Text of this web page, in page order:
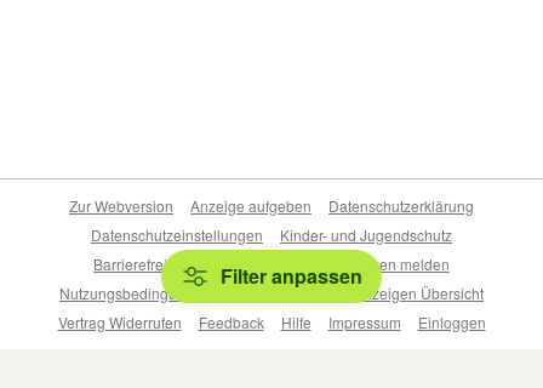
Filter anpassen
Zur Webversion Anzeige aufgeben
Datenschutzerklärung
Datenschutzeinstellungen
Kinder- und Jugendschutz
Barrierefreiheitserklärung
Sicherheitslücken melden
Nutzungsbedingungen
Beliebte Suchen
Anzeigen Übersicht
Vertrag Widerrufen
Feedback Hilfe Impressum Einloggen